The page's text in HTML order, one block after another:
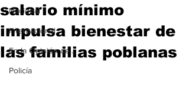
Nacional
Internacional
En la Opinión de...
Policía
salario mínimo
impulsa bienestar de
las familias poblanas